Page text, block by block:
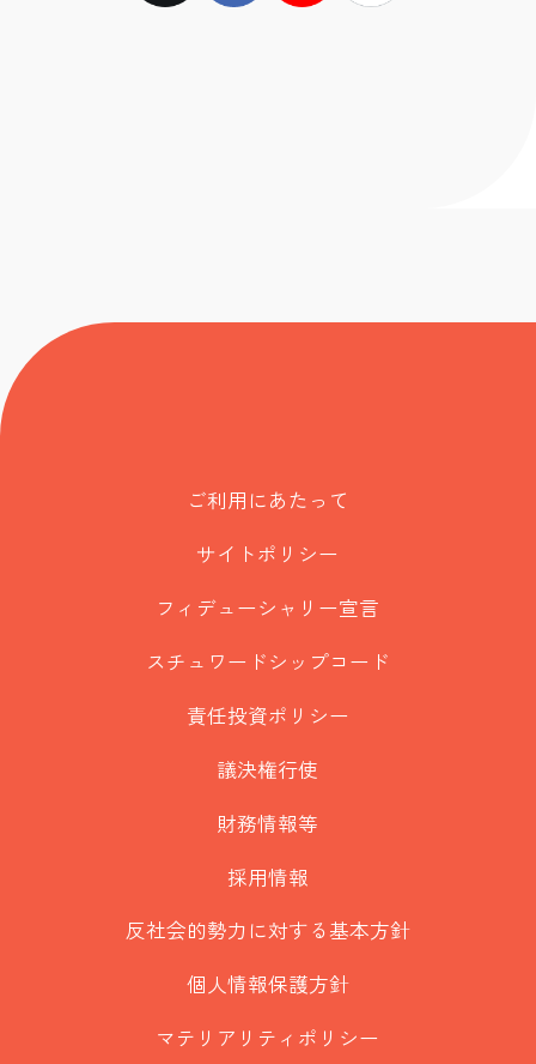
ご利用にあたって
サイトポリシー
フィデューシャリー宣言
スチュワードシップコード
責任投資ポリシー
議決権行使
財務情報等
採用情報
反社会的勢力に対する基本方針
個人情報保護方針
マテリアリティポリシー